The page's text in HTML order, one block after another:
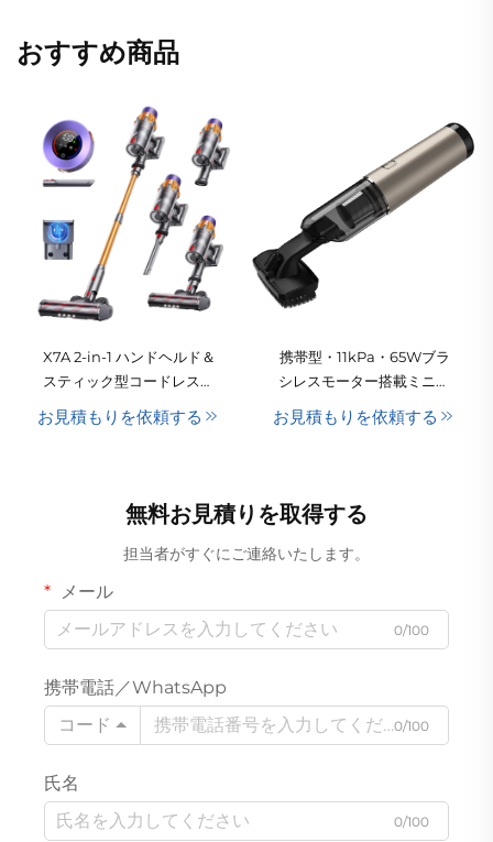
おすすめ商品
X7A 2-in-1 ハンドヘルド＆
スティック型コードレスブ
ラシレスモーター掃除機
（車載・家庭用）
お見積もりを依頼する
携帯型・11kPa・65Wブラ
シレスモーター搭載ミニカ
ー用バッジレス・ドライ・
自動ハンドヘルド掃除機
庭用
お見積もりを依頼する
無料お見積りを取得する
担当者がすぐにご連絡いたします。
メール
0/100
携帯電話／WhatsApp
コード
0/100
氏名
0/100